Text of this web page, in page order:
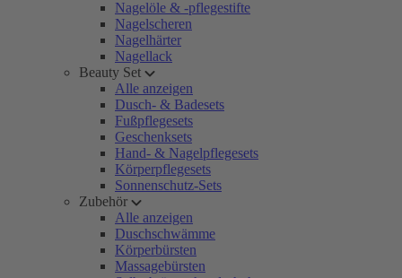
Nagelöle & -pflegestifte
Nagelscheren
Nagelhärter
Nagellack
Beauty Set
Alle anzeigen
Dusch- & Badesets
Fußpflegesets
Geschenksets
Hand- & Nagelpflegesets
Körperpflegesets
Sonnenschutz-Sets
Zubehör
Alle anzeigen
Duschschwämme
Körperbürsten
Massagebürsten